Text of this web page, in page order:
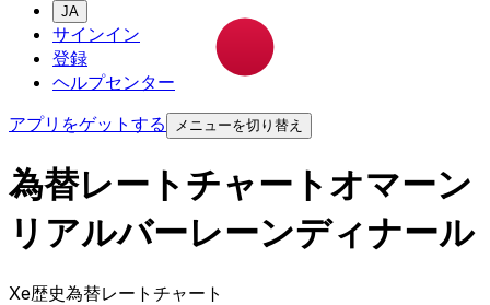
JA
サインイン
登録
ヘルプセンター
アプリをゲットする
メニューを切り替え
為替レートチャートオマーン
リアルバーレーンディナール
Xe歴史為替レートチャート